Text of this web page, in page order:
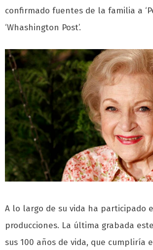
confirmado fuentes de la familia a
‘Whashington Post’.
A lo largo de su vida ha participado
producciones. La última grabada
sus 100 años de vida, que cumpliría